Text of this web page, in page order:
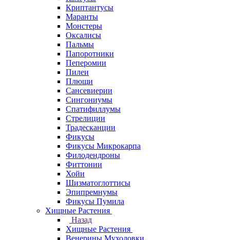
Криптантусы
Маранты
Монстеры
Оксалисы
Пальмы
Папоротники
Пеперомии
Пилеи
Плющи
Сансевиерии
Сингониумы
Спатифиллумы
Стрелиции
Традесканции
Фикусы
Фикусы Микрокарпа
Филодендроны
Фиттонии
Хойи
Шизматоглоттисы
Эпипремнумы
Фикусы Пумила
Хищные Растения
Назад
Хищные Растения
Венерины Мухоловки